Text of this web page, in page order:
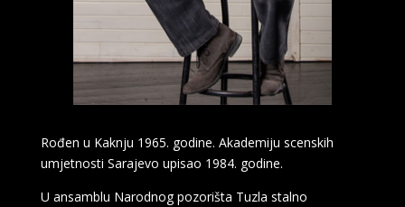
Rođen u Kaknju 1965. godine. Akademiju scenskih
umjetnosti Sarajevo upisao 1984. godine.
U ansamblu Narodnog pozorišta Tuzla stalno